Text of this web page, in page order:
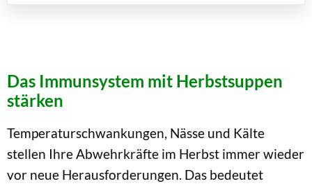
Das Immunsystem mit Herbstsuppen
stärken
Temperaturschwankungen, Nässe und Kälte
stellen Ihre Abwehrkräfte im Herbst immer wieder
vor neue Herausforderungen. Das bedeutet